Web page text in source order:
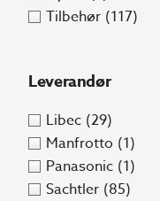
Tilbehør (117)
Leverandør
Libec (29)
Manfrotto (1)
Panasonic (1)
Sachtler (85)